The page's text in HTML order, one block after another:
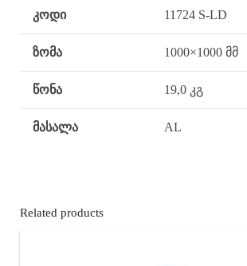
კოდი 11724 S-LD
ზომა 1000×1000 მმ
წონა 19,0 კგ
მასალა AL
Related products